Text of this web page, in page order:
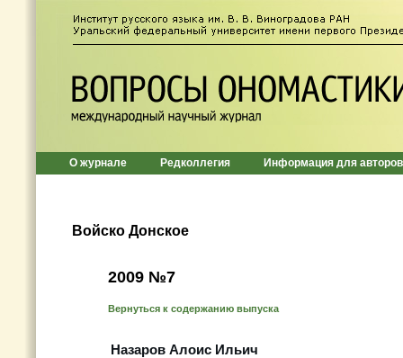
О журнале Редколлегия Информация для авторов
Войско Донское
2009 №7
Вернуться к содержанию выпуска
Назаров Алоис Ильич